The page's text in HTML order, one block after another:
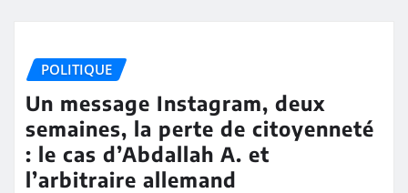
POLITIQUE
Un message Instagram, deux
semaines, la perte de citoyenneté
: le cas d’Abdallah A. et
l’arbitraire allemand